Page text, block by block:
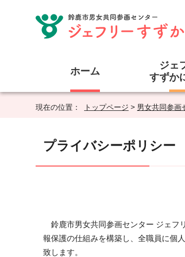
ホーム
ジェ
すずか
現在の位置： トップページ > 男女共同参画
プライバシーポリシー
鈴鹿市男女共同参画センター ジェフ
報保護の仕組みを構築し、全職員に個
致します。